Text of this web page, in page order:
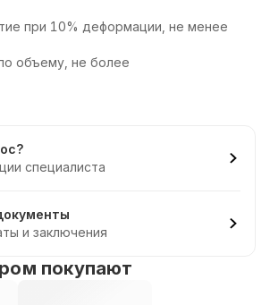
при 10% деформации, не менее
объему, не более
специалиста
и заключения
покупают